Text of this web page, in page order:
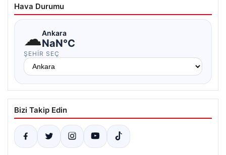
Hava Durumu
☁Ankara
NaN°C
ŞEHIR SEÇ
Bizi Takip Edin